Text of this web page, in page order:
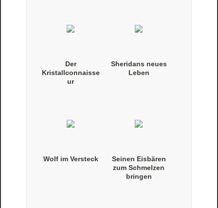
Der
Kristallconnaisse
ur
Sheridans neues
Leben
Wolf im Versteck
Seinen Eisbären
zum Schmelzen
bringen